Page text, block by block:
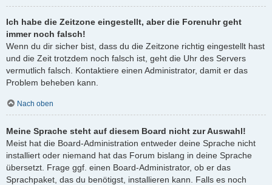
Ich habe die Zeitzone eingestellt, aber die Forenuhr geht
immer noch falsch!
Wenn du dir sicher bist, dass du die Zeitzone richtig eingestellt hast
und die Zeit trotzdem noch falsch ist, geht die Uhr des Servers
vermutlich falsch. Kontaktiere einen Administrator, damit er das
Problem beheben kann.
Nach oben
Meine Sprache steht auf diesem Board nicht zur Auswahl!
Meist hat die Board-Administration entweder deine Sprache nicht
installiert oder niemand hat das Forum bislang in deine Sprache
übersetzt. Frage ggf. einen Board-Administrator, ob er das
Sprachpaket, das du benötigst, installieren kann. Falls es noch